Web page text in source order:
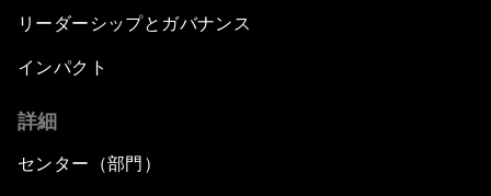
リーダーシップとガバナンス
インパクト
詳細
センター（部門）